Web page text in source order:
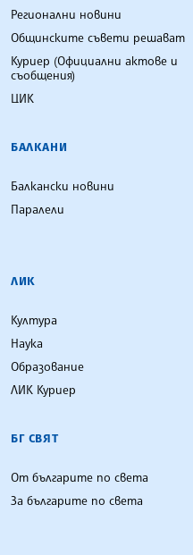
Регионални новини
Общинските съвети решават
Куриер (Официални актове и
съобщения)
ЦИК
БАЛКАНИ
Балкански новини
Паралели
ЛИК
Култура
Наука
Образование
ЛИК Куриер
БГ СВЯТ
От българите по света
За българите по света